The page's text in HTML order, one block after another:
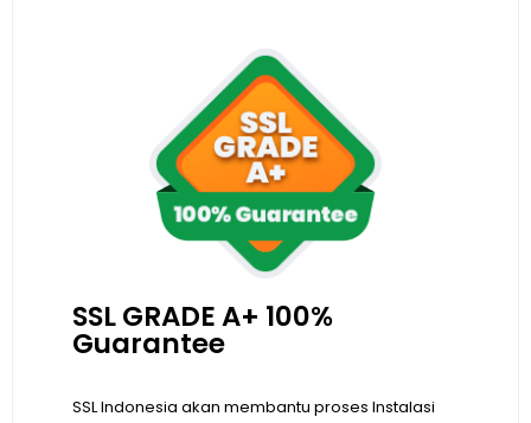
SSL GRADE A+ 100%
Guarantee
SSL Indonesia akan membantu proses Instalasi